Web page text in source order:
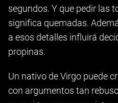
segundos. Y que pedir las
significa quemadas.
a esos detalles influirá
propinas.
Un nativo de Virgo puede
con argumentos tan